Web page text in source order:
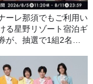
ーレ那須でもご利用い
る星野リゾート宿泊ギ
が、抽選で1組2名様